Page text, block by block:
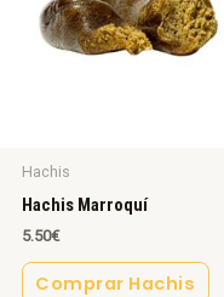
Hachis
Hachis Marroquí
5.50€
Comprar Hachis